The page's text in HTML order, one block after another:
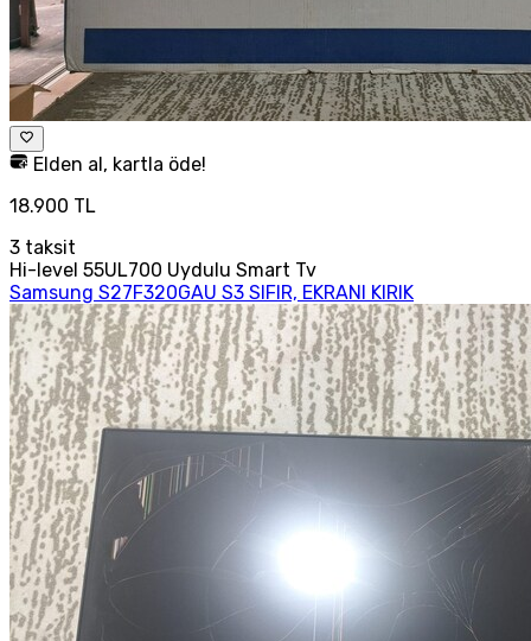
Elden al, kartla öde!
18.900 TL
3 taksit
Hi-level 55UL700 Uydulu Smart Tv
Samsung S27F320GAU S3 SIFIR, EKRANI KIRIK